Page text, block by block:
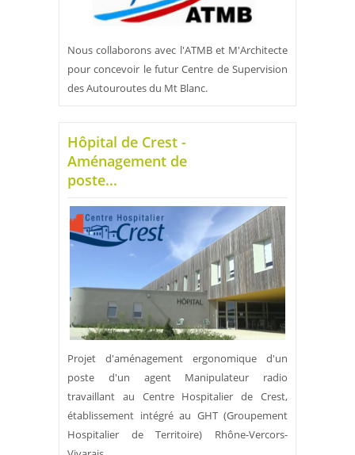
Nous collaborons avec l'ATMB et M'Architecte
pour concevoir le futur Centre de Supervision
des Autouroutes du Mt Blanc.
Hôpital de Crest -
Aménagement de
poste...
Projet d'aménagement ergonomique d'un
poste d'un agent Manipulateur radio
travaillant au Centre Hospitalier de Crest,
établissement intégré au GHT (Groupement
Hospitalier de Territoire) Rhône-Vercors-